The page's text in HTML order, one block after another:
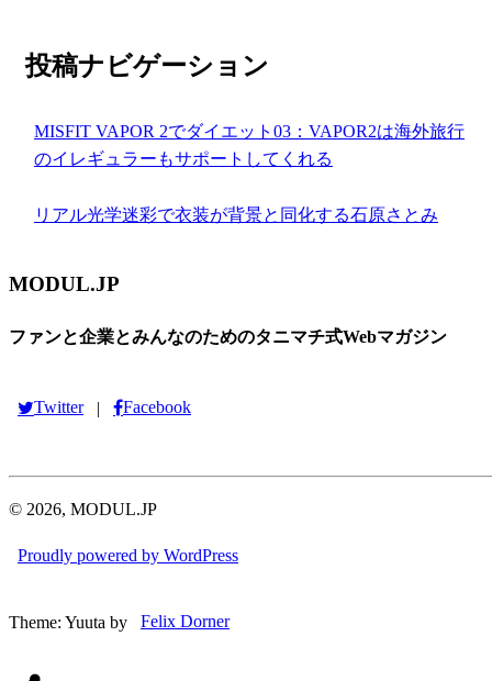
投稿ナビゲーション
MISFIT VAPOR 2でダイエット03：VAPOR2は海外旅行
のイレギュラーもサポートしてくれる
リアル光学迷彩で衣装が背景と同化する石原さとみ
MODUL.JP
ファンと企業とみんなのためのタニマチ式Webマガジン
Twitter | Facebook
© 2026, MODUL.JP
Proudly powered by WordPress
Theme: Yuuta by Felix Dorner